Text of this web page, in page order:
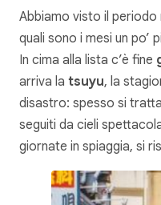
Abbiamo visto il periodo
quali sono i mesi un po’
In cima alla lista c’è fine
arriva la tsuyu, la
disastro: spesso si
seguiti da cieli
giornate in spiaggia, si